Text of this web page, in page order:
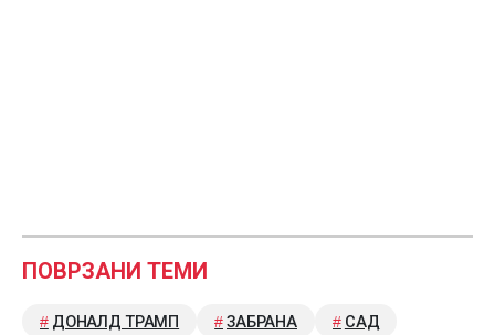
ПОВРЗАНИ ТЕМИ
ДОНАЛД ТРАМП ЗАБРАНА САД